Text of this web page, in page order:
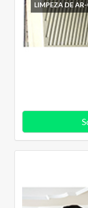
LIMPEZA DE